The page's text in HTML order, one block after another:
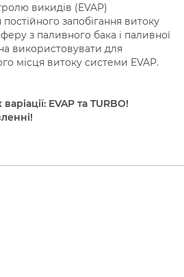
викидів (EVAP)
запобігання витоку
з паливного бака і паливної
використовувати для
місця витоку системи EVAP.
EVAP та TURBO!